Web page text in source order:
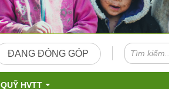
ĐANG ĐÓNG GÓP
QUỸ HVTT